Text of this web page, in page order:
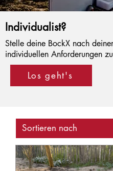
Individualist?
Stelle deine BockX nach
individuellen Anforderungen
Los geht's